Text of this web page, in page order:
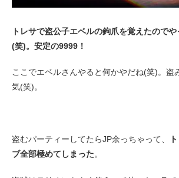
トレサで盗公子エベルの鉤爪を覚えたので
(笑)。安定の9999！
ここでエベルさんやると何かやだね(笑)。盗
気(笑)。
盗むパーティーしてたらJP余っちゃって、
ブ全部極めてしまった。